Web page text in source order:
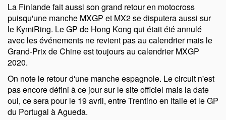
La Finlande fait aussi son grand retour en motocross
puisqu'une manche MXGP et MX2 se disputera aussi sur
le KymiRing. Le GP de Hong Kong qui était été annulé
avec les événements ne revient pas au calendrier mais le
Grand-Prix de Chine est toujours au calendrier MXGP
2020.
On note le retour d'une manche espagnole. Le circuit n'est
pas encore défini à ce jour sur le site officiel mais la date
oui, ce sera pour le 19 avril, entre Trentino en Italie et le GP
du Portugal à Agueda.